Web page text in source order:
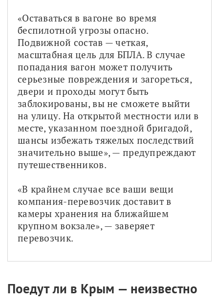
«Оставаться в вагоне во время
беспилотной угрозы опасно.
Подвижной состав — четкая,
масштабная цель для БПЛА. В случае
попадания вагон может получить
серьезные повреждения и загореться,
двери и проходы могут быть
заблокированы, вы не сможете выйти
на улицу. На открытой местности или в
месте, указанном поездной бригадой,
шансы избежать тяжелых последствий
значительно выше», — предупреждают
путешественников.
«В крайнем случае все ваши вещи
компания-перевозчик доставит в
камеры хранения на ближайшем
крупном вокзале», — заверяет
перевозчик.
Поедут ли в Крым — неизвестно